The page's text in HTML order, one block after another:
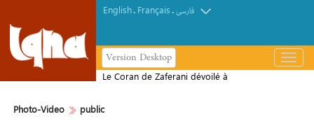
English. Français.فارسی
Version Desktop
باز
و
Le Coran de Zaferani dévoilé à
Photo-Video
public